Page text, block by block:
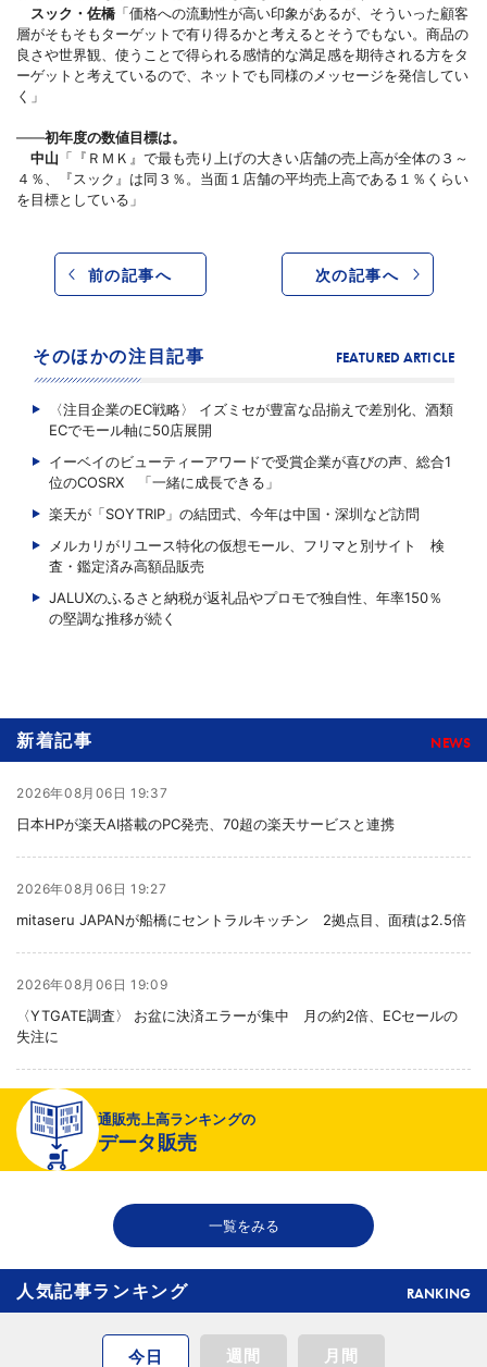
スック・佐橋 「価格への流動性が高い印象があるが、そういった顧客
層がそもそもターゲットで有り得るかと考えるとそうでもない。商品の
良さや世界観、使うことで得られる感情的な満足感を期待される方をタ
ーゲットと考えているので、ネットでも同様のメッセージを発信してい
く」
――初年度の数値目標は。
中山 「『ＲＭＫ』で最も売り上げの大きい店舗の売上高が全体の３～
４％、『スック』は同３％。当面１店舗の平均売上高である１％くらい
を目標としている」
前の記事へ 次の記事へ
そのほかの注目記事 FEATURED ARTICLE
〈注目企業のEC戦略〉 イズミセが豊富な品揃えで差別化、酒類
ECでモール軸に50店展開
イーベイのビューティーアワードで受賞企業が喜びの声、総合1
位のCOSRX 「一緒に成長できる」
楽天が「SOYTRIP」の結団式、今年は中国・深圳など訪問
メルカリがリユース特化の仮想モール、フリマと別サイト 検
査・鑑定済み高額品販売
JALUXのふるさと納税が返礼品やプロモで独自性、年率150％
の堅調な推移が続く
新着記事 NEWS
2026年08月06日 19:37
日本HPが楽天AI搭載のPC発売、70超の楽天サービスと連携
2026年08月06日 19:27
mitaseru JAPANが船橋にセントラルキッチン 2拠点目、面積は2.5倍
2026年08月06日 19:09
〈YTGATE調査〉 お盆に決済エラーが集中 月の約2倍、ECセールの
失注に
2026年08月06日 19:01
〈注目企業のEC戦略〉 イズミセが豊富な品揃えで差別化、酒類ECでモ
ール軸に50店展開
2026年08月06日 18:50
THE RICHが149の温浴施設で広告、都内29店舗で製品導入
通販売上高ランキングの
データ販売
一覧をみる
人気記事ランキング RANKING
今日 週間 月間